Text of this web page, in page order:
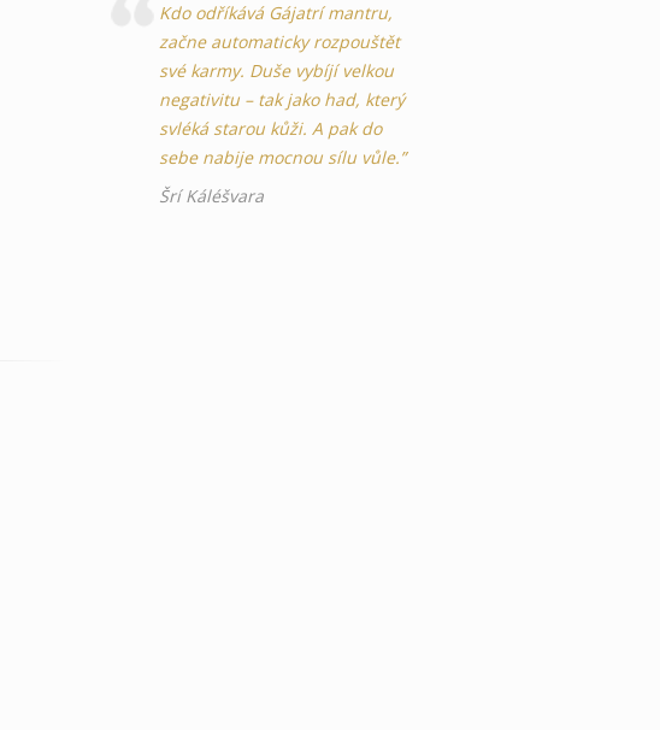
Kdo odříkává Gájatrí mantru,
začne automaticky rozpouštět
své karmy. Duše vybíjí velkou
negativitu – tak jako had, který
svléká starou kůži. A pak do
sebe nabije mocnou sílu vůle.”
Šrí Káléšvara